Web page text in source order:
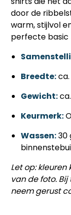
door de
warm, stijlvol
perfecte basic
Breedte:
Gewicht:
Keurmerk:
Wassen:30
Let op:
van de foto.
neem gerust